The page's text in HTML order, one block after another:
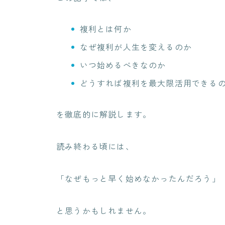
複利とは何か
なぜ複利が人生を変えるのか
いつ始めるべきなのか
どうすれば複利を最大限活用できる
を徹底的に解説します。
読み終わる頃には、
「なぜもっと早く始めなかったんだろう」
と思うかもしれません。